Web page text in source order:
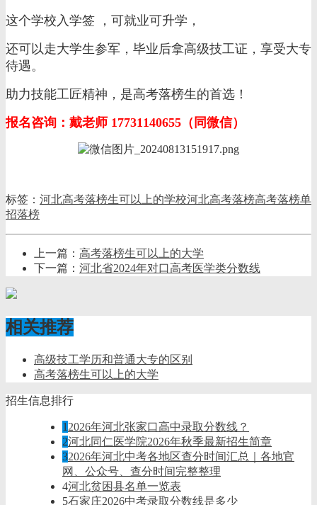
这个学校入学签 ，可就业可升学，
还可以走大学生参军，毕业后拿高级技工证，享受大专
待遇。
助力技能工匠精神，是高考落榜生的首选！
报名咨询：戴老师 17731140655（同微信）
标签： 河北高考落榜生可以上的学校河北高考落榜高考落榜单
招落榜
上一篇： 高考落榜生可以上的大学
下一篇： 河北省2024年对口高考医学类分数线
相关推荐
高级技工学历和普通大专的区别
高考落榜生可以上的大学
招生信息排行
1 2026年河北张家口高中录取分数线？
2河北同仁医学院2026年秋季最新招生简章
32026年河北中考各地区查分时间汇总｜各地官
网、公众号、查分时间完整整理
4河北贫困县名单一览表
5石家庄2026中考录取分数线是多少